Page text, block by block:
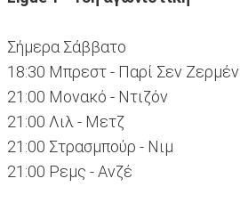
Σήμερα Σάββατο
18:30 Μπρεστ - Παρί Σεν Ζερμέν
21:00 Μονακό - Ντιζόν
21:00 Λιλ - Μετζ
21:00 Στρασμπούρ - Νιμ
21:00 Ρεμς - Ανζέ